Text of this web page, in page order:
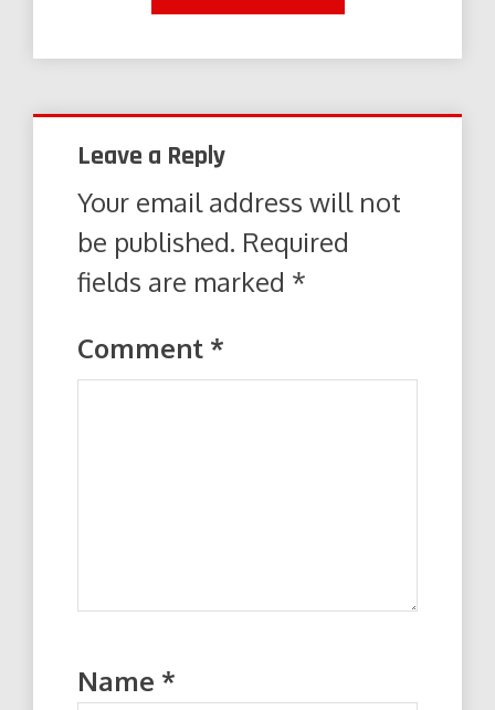
Leave a Reply
Your email address will not
be published. Required
fields are marked *
Comment *
Name *